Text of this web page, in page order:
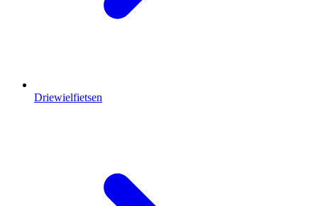
Driewielfietsen